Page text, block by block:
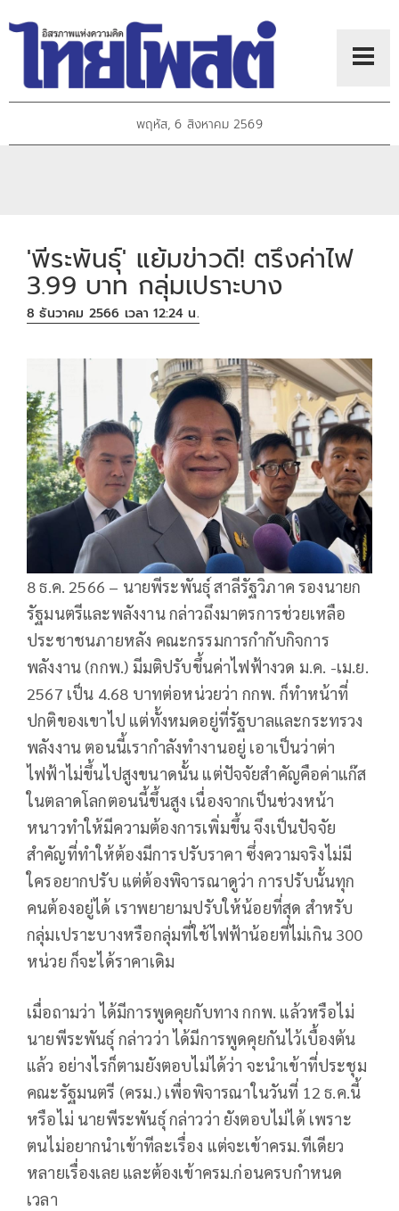
พฤหัส, 6 สิงหาคม 2569
'พีระพันธุ์' แย้มข่าวดี! ตรึงค่าไฟ
3.99 บาท กลุ่มเปราะบาง
8 ธันวาคม 2566 เวลา 12:24 น.
8 ธ.ค. 2566 – นายพีระพันธุ์ สาลีรัฐวิภาค รองนายก
รัฐมนตรีและพลังงาน กล่าวถึงมาตรการช่วยเหลือ
ประชาชนภายหลัง คณะกรรมการกำกับกิจการ
พลังงาน (กกพ.) มีมติปรับขึ้นค่าไฟฟ้างวด ม.ค. -เม.ย.
2567 เป็น 4.68 บาทต่อหน่วยว่า กกพ. ก็ทำหน้าที่
ปกติของเขาไป แต่ทั้งหมดอยู่ที่รัฐบาลและกระทรวง
พลังงาน ตอนนี้เรากำลังทำงานอยู่ เอาเป็นว่าต่า
ไฟฟ้าไม่ขึ้นไปสูงขนาดนั้น แต่ปัจจัยสำคัญคือค่าแก๊ส
ในตลาดโลกตอนนี้ขึ้นสูง เนื่องจากเป็นช่วงหน้า
หนาวทำให้มีความต้องการเพิ่มขึ้น จึงเป็นปัจจัย
สำคัญที่ทำให้ต้องมีการปรับราคา ซึ่งความจริงไม่มี
ใครอยากปรับ แต่ต้องพิจารณาดูว่า การปรับนั้นทุก
คนต้องอยู่ได้ เราพยายามปรับให้น้อยที่สุด สำหรับ
กลุ่มเปราะบางหรือกลุ่มที่ใช้ไฟฟ้าน้อยที่ไม่เกิน 300
หน่วย ก็จะได้ราคาเดิม
เมื่อถามว่า ได้มีการพูดคุยกับทาง กกพ. แล้วหรือไม่
นายพีระพันธุ์ กล่าวว่า ได้มีการพูดคุยกันไว้เบื้องต้น
แล้ว อย่างไรก็ตามยังตอบไม่ได้ว่า จะนำเข้าที่ประชุม
คณะรัฐมนตรี (ครม.) เพื่อพิจารณาในวันที่ 12 ธ.ค.นี้
หรือไม่ นายพีระพันธุ์ กล่าวว่า ยังตอบไม่ได้ เพราะ
ตนไม่อยากนำเข้าทีละเรื่อง แต่จะเข้าครม.ทีเดียว
หลายเรื่องเลย และต้องเข้าครม.ก่อนครบกำหนด
เวลา